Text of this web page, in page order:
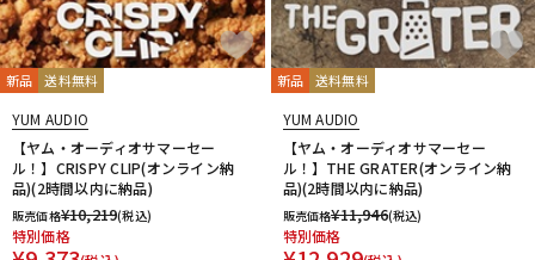
新品 送料無料
YUM AUDIO
【ヤム・オーディオサマーセー
ル！】CRISPY CLIP(オンライン納
品)(2時間以内に納品)
販売価格¥10,219(税込)
特別価格
新品 送料無料
YUM AUDIO
【ヤム・オーディオサマーセー
ル！】THE GRATER(オンライン納
品)(2時間以内に納品)
販売価格¥11,946(税込)
特別価格